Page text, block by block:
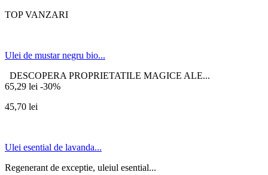
TOP VANZARI
Ulei de mustar negru bio...
DESCOPERA PROPRIETATILE MAGICE ALE...
65,29 lei -30%
45,70 lei
Ulei esential de lavanda...
Regenerant de exceptie, uleiul esential...